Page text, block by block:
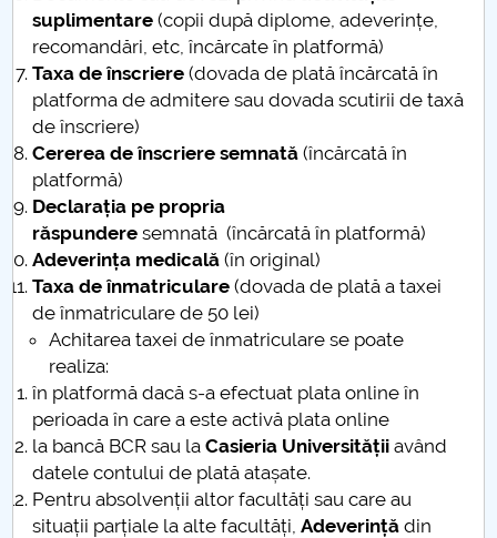
Accesibilitate pentru studenții cu dizabilități
Raportul Conducerii Centrului Universitar Pitești
privind implementarea Planului Operațional 2020-
2024
Parteneri CUP
Centrul de Consiliere și Orientare în Carieră
Chestionar angajabilitate ALUMNI – UPB
CAR2026
MENIU CANTINA
Sesiunea I – Admitere anticipată - DMI
Sesiunea II -Admitere
suplimentare (copii după diplome, adeverințe,
recomandări, etc, încărcate în platformă)
Taxa de înscriere (dovada de plată încărcată în
platforma de admitere sau dovada scutirii de taxă
de înscriere)
Cererea de înscriere semnată (încărcată în
platformă)
Declarația pe propria
răspundere semnată (încărcată în platformă)
Adeverința medicală (în original)
Taxa de înmatriculare (dovada de plată a taxei
de înmatriculare de 50 lei)
Achitarea taxei de înmatriculare se poate
realiza:
în platformă dacă s-a efectuat plata online în
perioada în care a este activă plata online
la bancă BCR sau laCasieria Universității având
datele contului de plată atașate.
Pentru absolvenții altor facultăți sau care au
situații parțiale la alte facultăți,Adeverință din